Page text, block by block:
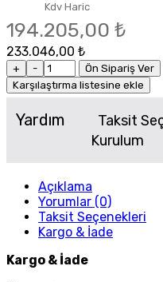
Kdv Haric
194.205,00 ₺
233.046,00 ₺
+ - Ön Sipariş Ver
Karşılaştırma listesine ekle
Yardım Taksit
Kurulum
Açıklama
Yorumlar (0)
Taksit Seçenekleri
Kargo & İade
Kargo & İade